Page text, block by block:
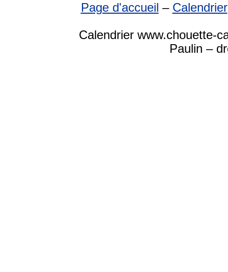
Page d'accueil – Calendrier
Calendrier www.chouette-
Paulin –